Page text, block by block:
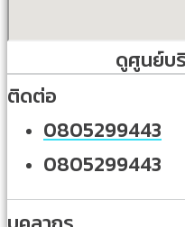
ดูศูนย์บ
ติดต่อ
0805299443
0805299443